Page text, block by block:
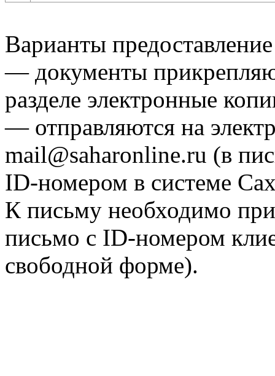
Варианты
— документы
разделе электронные
— отправляются на
mail@saharonline.ru (в
ID-номером в системе
К письму необходимо
письмо с ID-номером
свободной форме).